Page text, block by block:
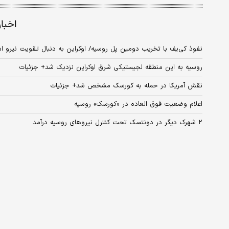
نفوذ کی‌یف با تخریب دومین پل روسیه/ اوکراین به دنبال تقویت نیرو
روسیه به این منطقه لجیستیکی شرق اوکراین نزدیک شد+ جزئیات
نقش آمریکا در حمله به کورسک مشخص شد+ جزئیات
اعلام وضعیت فوق العاده در «کورسک» روسیه
۲ شهرک دیگر در دونتسک تحت کنترل نیروهای روسیه درآمد